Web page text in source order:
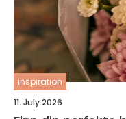
inspiration
11. July 2026